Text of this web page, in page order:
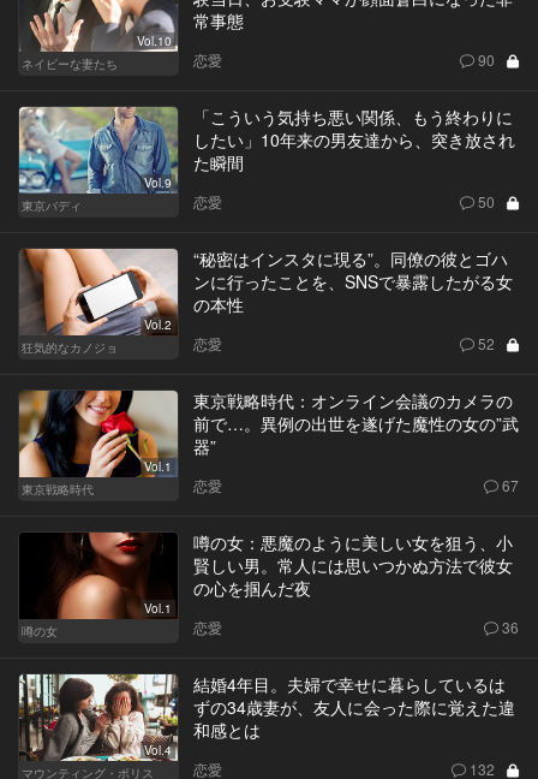
Vol.10
ネイビーな妻たち
常事態
恋愛 90
Vol.9
東京バディ
「こういう気持ち悪い関係、もう終わりに
したい」10年来の男友達から、突き放され
た瞬間
恋愛 50
Vol.2
狂気的なカノジョ
“秘密はインスタに現る”。同僚の彼とゴハ
ンに行ったことを、SNSで暴露したがる女
の本性
恋愛 52
Vol.1
東京戦略時代
東京戦略時代：オンライン会議のカメラの
前で…。異例の出世を遂げた魔性の女の”武
器”
恋愛 67
Vol.1
噂の女
噂の女：悪魔のように美しい女を狙う、小
賢しい男。常人には思いつかぬ方法で彼女
の心を掴んだ夜
恋愛 36
Vol.4
マウンティング・ポリス
結婚4年目。夫婦で幸せに暮らしているは
ずの34歳妻が、友人に会った際に覚えた違
和感とは
恋愛 132